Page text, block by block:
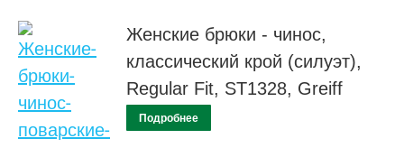
Женские брюки - чинос,
классический крой (силуэт),
Regular Fit, ST1328, Greiff
Подробнее